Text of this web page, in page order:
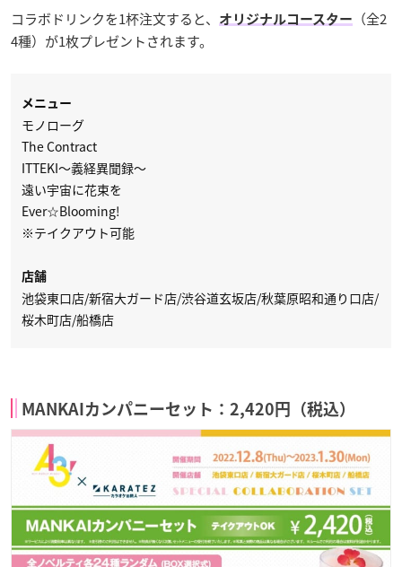
コラボドリンクを1杯注文すると、 オリジナルコースター
（全2
4種）が1枚プレゼントされます。
メニュー
モノローグ
The Contract
ITTEKI～義経異聞録～
遠い宇宙に花束を
Ever☆Blooming!
※テイクアウト可能
店舗
池袋東口店/新宿大ガード店/渋谷道玄坂店/秋葉原昭和通り口店/
桜木町店/船橋店
MANKAIカンパニーセット：2,420円（税込）